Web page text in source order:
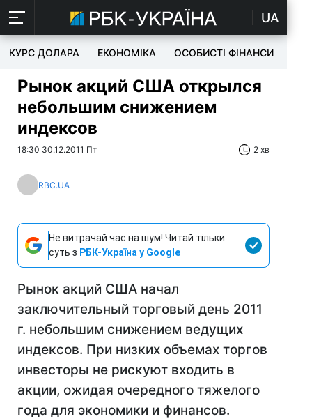
UA
КУРС ДОЛАРА ЕКОНОМІКА ОСОБИСТІ ФІНАНСИ
Рынок акций США открылся
небольшим снижением
индексов
18:30 30.12.2011 Пт 2 хв
RBC.UA
Не витрачай час на шум! Читай тільки
суть з РБК-Україна у Google
Рынок акций США начал
заключительный торговый день 2011
г. небольшим снижением ведущих
индексов. При низких объемах торгов
инвесторы не рискуют входить в
акции, ожидая очередного тяжелого
года для экономики и финансов.